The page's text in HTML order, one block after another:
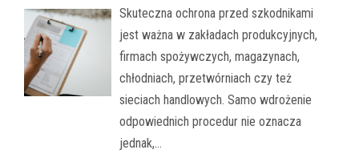
Skuteczna ochrona przed szkodnikami
jest ważna w zakładach produkcyjnych,
firmach spożywczych, magazynach,
chłodniach, przetwórniach czy też
sieciach handlowych. Samo wdrożenie
odpowiednich procedur nie oznacza
jednak,…